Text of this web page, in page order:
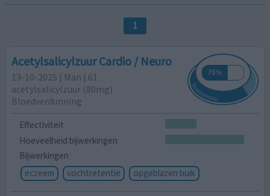
1
Acetylsalicylzuur Cardio / Neuro
13-10-2025 | Man | 61
acetylsalicylzuur (80mg)
Bloedverdunning
Effectiviteit
Hoeveelheid bijwerkingen
Bijwerkingen
eczeem
vochtretentie opgeblazen buik